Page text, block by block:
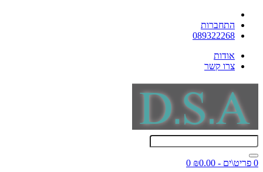
התחברות
089322268
אודות
צרו קשר
0 פריט\ים - ₪0.00 0